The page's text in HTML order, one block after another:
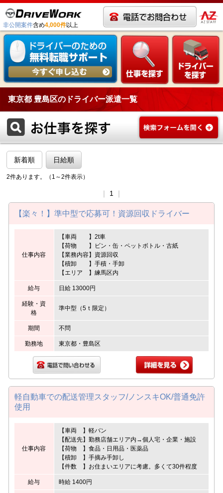
非公開案件含め4,000件以上
東京都 豊島区のドライバー派遣一覧
新着順 日給順
2件あります。（1～2件表示）
1
【楽々！】準中型で応募可！資源回収ドライバー
仕事内容
【車両 】2t車
【荷物 】ビン・缶・ペットボトル・古紙
【業務内容】資源回収
【積卸 】手積・手卸
【エリア 】練馬区内
給与 日給 13000円
経験・資
格
準中型（5ｔ限定）
期間 不問
勤務地 東京都・豊島区
軽自動車での配送管理スタッフ/ノンスキOK/普通免許
使用
仕事内容
【車両 】軽バン
【配送先】勤務店舗エリア内→個人宅・企業・施設
【荷物 】食品・日用品・医薬品
【積卸 】手摘み手卸し
【件数 】お住まいエリアに考慮。多くて30件程度
給与 時給 1400円